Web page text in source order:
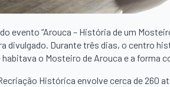
evento “Arouca – História de um
divulgado. Durante três dias, o centro
o Mosteiro de Arouca e a forma
Histórica envolve cerca de 260